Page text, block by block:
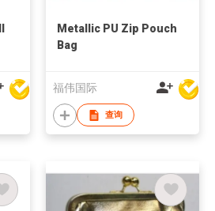
Metallic PU Zip Pouch
Bag
福伟国际
查询